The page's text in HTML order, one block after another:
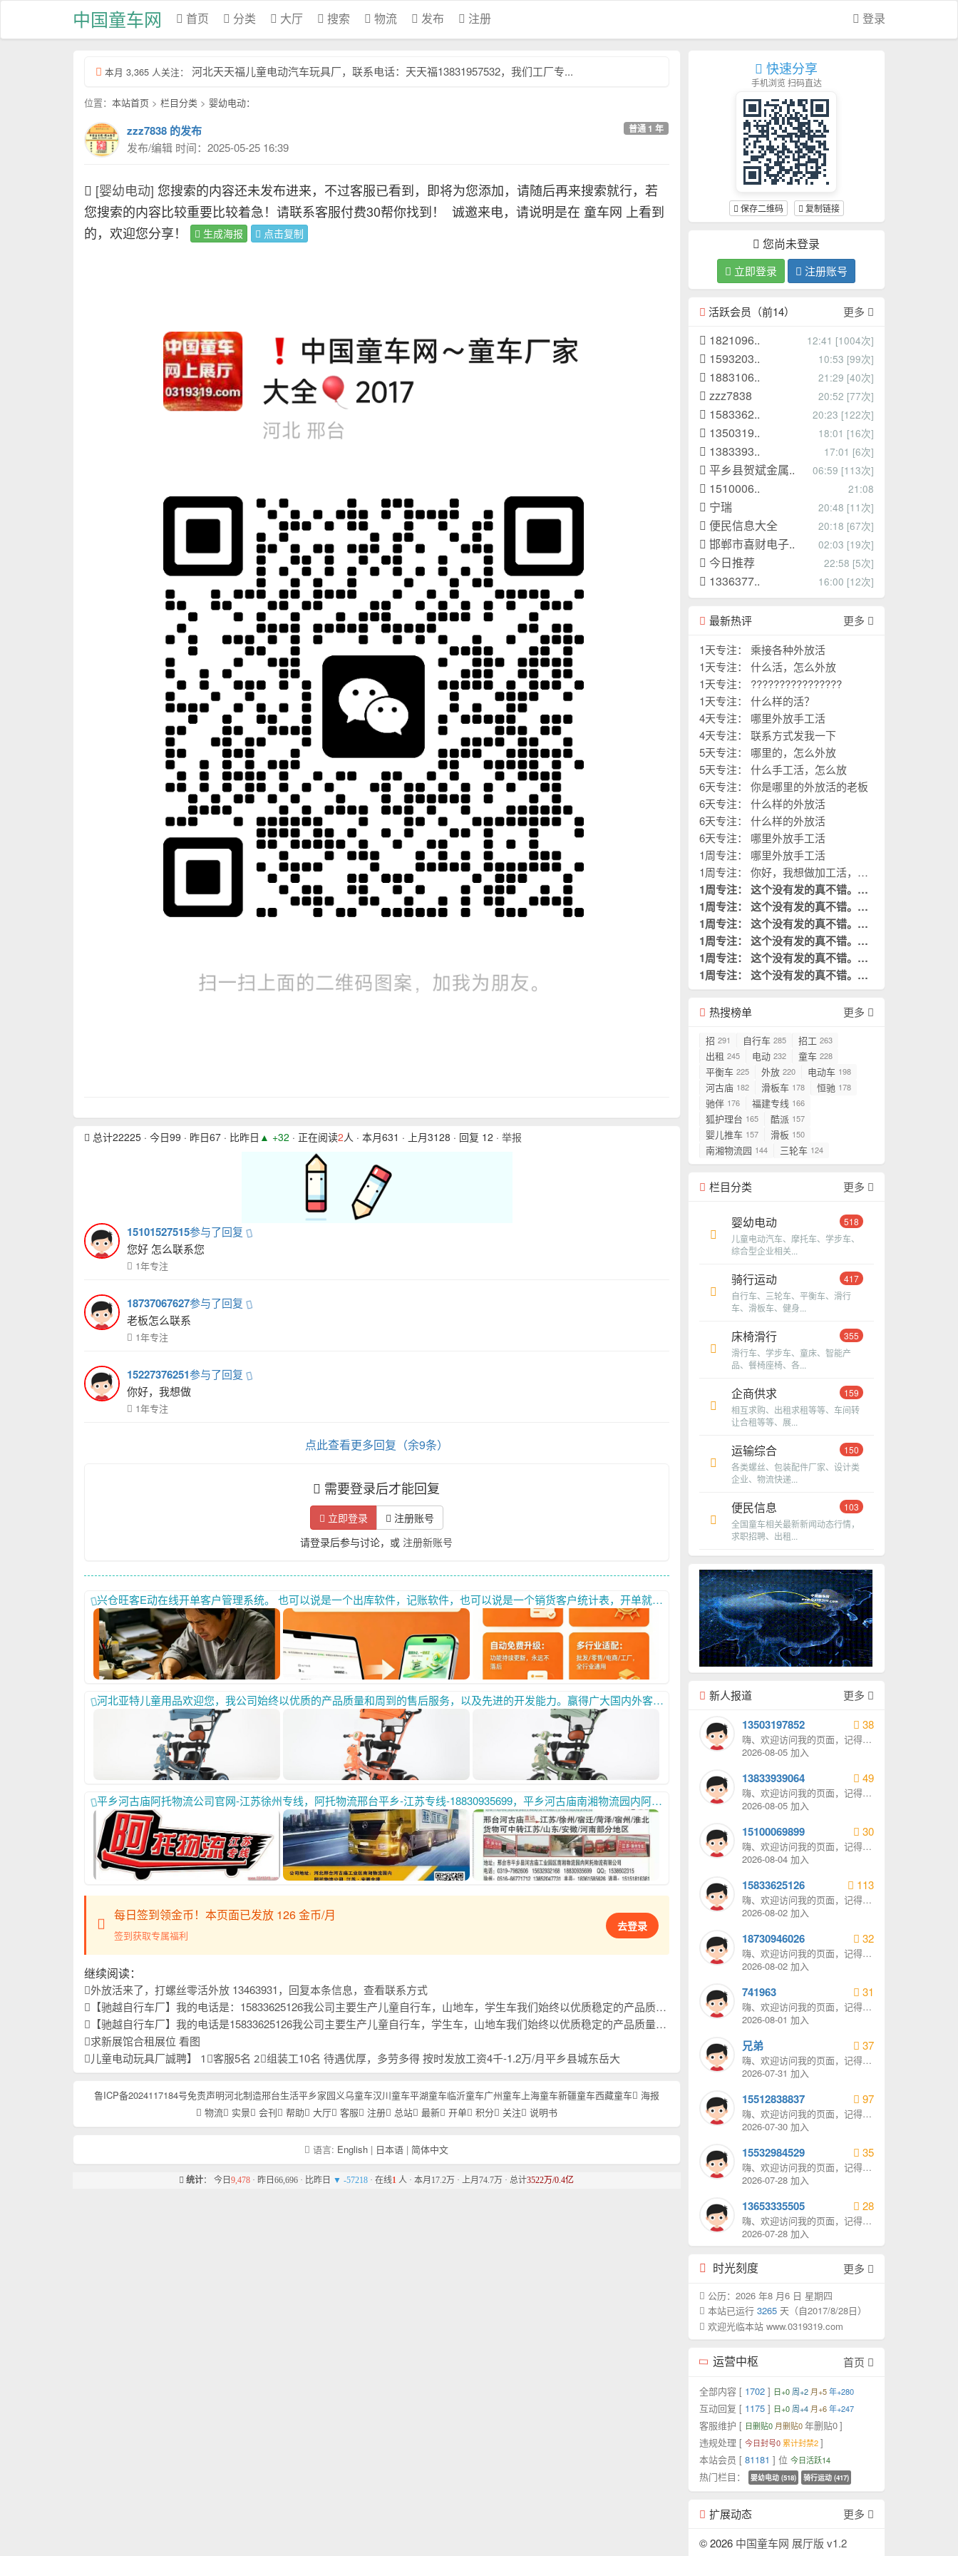
中国童车网 首页 分类 大厅 搜索 物流 发布 注册 登录
本月 3,365 人关注： 河北天天福儿童电动汽车玩具厂，联系电话：天天福13831957532，我们工厂专...
位置： 本站首页 > 栏目分类 > 婴幼电动：
zzz7838 的发布 普通 1 年
发布/编辑 时间：2025-05-25 16:39
[婴幼电动] 您搜索的内容还未发布进来，不过客服已看到，即将为您添加，请随后再来搜索就行，若
您搜索的内容比较重要比较着急！请联系客服付费30帮你找到！ 诚邀来电，请说明是在 童车网 上看到
的，欢迎您分享！
生成海报 点击复制
总计22225 · 今日99 · 昨日67 · 比昨日 ▲ +32 · 正在阅读2人 · 本月631 · 上月3128 · 回复 12 · 举报
15101527515参与了回复
您好 怎么联系您
1年专注
18737067627参与了回复
老板怎么联系
1年专注
15227376251参与了回复
你好，我想做
1年专注
点此查看更多回复（余9条）
需要登录后才能回复
立即登录
注册账号
请登录后参与讨论，或 注册新账号
兴仓旺客E动在线开单客户管理系统。 也可以说是一个出库软件，记账软件，也可以说是一个销货客户统计表，开单就像点餐一样，点击产品卡片就可以了，支持多人、多设备异地开单和查看（举例：手机忘带或者手机没电了，借别人的手机或电脑也能开单。还可以让客户自行开单完全解放双手！）支持添加商品、添加规格、支持自动计算货款、支持：计算新客户什么时候开始拿货的，本客户本年、本月、本日，共拿了多少钱的货，共拿了多少次货，每次拿货的时间，价格都有统计，支持记录历史价格，并使用历史价格，或使用当前最新价格，支持一客一价，一客多价、比如他要过10次货。这10次货的价格都有记录。点击加载使用任意一次的价格，加载以后。还可以继续修改价格，方便快捷。 适用于现在还在使用手写开单的，各类厂家，全国的各类批发商，各类零售商使用。 开完单以后直接点击订单的截图菜单，发给客户即可，不想截图的也可以直接点击复制订单文字，把文字复制给他，真正做到简单明了，无纸办公。客户看着也方便。显得自己公司正规高大尚！ 新增安全锁定，带密码管理。输入密码才能进入系统，这就是单独使用，若你把密码告诉几个人，这几个人就可以共同使用本系统开单，方便共同统计，比如一个人添加的产品，其他人就不用添加了，一个人开单后，所有人都会有声音提示加文字提示，新增数据备份恢复功能。本地，网络云双储存，数据永不丢失。。 初始密码admin，进入后在底部可自己修改，，， 新增功能：本月总销售额，本月开了多少次单，上个月销售额，上个月开了多少次单，上年销售额，上年开了多少次单，本年销售额，本年开了多少次单， 新增统计单客户，这个客户本月订货额，本月拿了几次货，，上个月订货额，上月拿了几次货，本年订货额，本年拿了几次货，上年订货额，上年拿了几次货。全都一目了然， 快来体验吧，先体验后使用，有需要体验的直接点击下面网址就行，或者给你个二维码也行 支持定制，你所看到的每一个中文汉字都可以按照你的要求更改。。 目前免费使用，名额有限 先到先得！有需要的联系我 或者直接点击网址随意开单试用 https://my0319.cn/kd/1/
河北亚特儿童用品欢迎您，我公司始终以优质的产品质量和周到的售后服务，以及先进的开发能力。赢得广大国内外客户一致好评，欢迎大家进货首选联系我们，合作共赢，我的电话：15203393988,
平乡河古庙阿托物流公司官网-江苏徐州专线，阿托物流邢台平乡-江苏专线-18830935699，平乡河古庙南湘物流园内阿托物流公司各个线路正在装车/徐州专线/丰县专线/沛县专线/宿迁专线/淮安专线/连云港专线/菏泽专线/淮北专线/宿州专线/正在装车/天天发车/次日到达/物流的价格快递的速度公司电话:0319-7982606/7982607/7982608/7982609,
每日签到领金币！本页面已发放 126 金币/月
签到获取专属福利
去登录
继续阅读：
外放活来了，打螺丝零活外放 13463931，回复本条信息，查看联系方式
【驰越自行车厂】我的电话是：15833625126我公司主要生产儿童自行车，山地车，学生车我们始终以优质稳定的产品质量，和高效贴心的售后服务，以及高精尖锐的开发能力。赢得广大国内外客户一致好评，本年刚刚开发新品上市，欢迎大家进货首先联系我们，合作共赢！
【驰越自行车厂】我的电话是15833625126我公司主要生产儿童自行车，学生车，山地车我们始终以优质稳定的产品质量，和高效贴心的售后服务，以及高精尖锐的开发能力。赢得广大国内外客户一致好评，本年刚刚开发新品上市，欢迎大家进货首先联系我们，合作共赢！
求新展馆合租展位 看图
儿童电动玩具厂誠聘】 1⃣客服5名 2⃣组装工10名 待遇优厚，多劳多得 按时发放工资4千-1.2万/月平乡县城东岳大
鲁ICP备2024117184号免责声明河北制造邢台生活平乡家园义乌童车汉川童车平湖童车临沂童车广州童车上海童车新疆童车西藏童车
海报
物流
实景 会刊 帮助 大厅 客服 注册 总站 最新 开单 积分 关注 说明书
语言: English | 日本语 | 简体中文
统计： 今日9,478 · 昨日66,696 · 比昨日 ▼ -57218 · 在线1 人 · 本月17.2万 · 上月74.7万 · 总计3522万/0.4亿
快速分享
手机浏览 扫码直达
保存二维码 复制链接
您尚未登录
立即登录 注册账号
活跃会员（前14） 更多
1821096.. 12:41 [1004次]
1593203.. 10:53 [99次]
1883106.. 21:29 [40次]
zzz7838 20:52 [77次]
1583362.. 20:23 [122次]
1350319.. 18:01 [16次]
1383393.. 17:01 [6次]
平乡县贺斌金属.. 06:59 [113次]
1510006.. 21:08
宁瑞 20:48 [11次]
便民信息大全 20:18 [67次]
邯郸市喜财电子.. 02:03 [19次]
今日推荐 22:58 [5次]
1336377.. 16:00 [12次]
最新热评
更多
1天专注： 乘接各种外放活
1天专注： 什么活，怎么外放
1天专注： ????????????????
1天专注： 什么样的活？
4天专注： 哪里外放手工活
4天专注： 联系方式发我一下
5天专注： 哪里的，怎么外放
5天专注： 什么手工活，怎么放
6天专注： 你是哪里的外放活的老板
6天专注： 什么样的外放活
6天专注： 什么样的外放活
6天专注： 哪里外放手工活
1周专注： 哪里外放手工活
1周专注： 你好，我想做加工活，您
的厂子在哪？
1周专注： 这个没有发的真不错。这
是我需要阅读的。 置顶
1周专注： 这个没有发的真不错。这
是我需要阅读的。 置顶
1周专注： 这个没有发的真不错。这
是我需要阅读的。 置顶
1周专注： 这个没有发的真不错。这
是我需要阅读的。 置顶
1周专注： 这个没有发的真不错。这
是我需要阅读的。 置顶
1周专注： 这个没有发的真不错。这
是我需要阅读的。 置顶
热搜榜单 更多
招 291 自行车 285 招工 263
出租 245 电动 232 童车 228
平衡车 225 外放 220 电动车 198
河古庙 182 滑板车 178 恒驰 178
驰伴 176 福建专线 166
狐护理台 165 酷派 157
婴儿推车 157 滑板 150
南湘物流园 144 三轮车 124
栏目分类 更多
婴幼电动
518
儿童电动汽车、摩托车、学步车、
综合型企业相关...
骑行运动
417
自行车、三轮车、平衡车、滑行
车、滑板车、健身...
床椅滑行
355
滑行车、学步车、童床、智能产
品、餐椅座椅、各...
企商供求
159
相互求购、出租求租等等、车间转
让合租等等、展...
运输综合
150
各类螺丝、包装配件厂家、设计类
企业、物流快递...
便民信息
103
全国童车相关最新新闻动态行情，
求职招聘、出租...
新人报道 更多
13503197852 38
嗨、欢迎访问我的页面，记得给
我发消息哦。
2026-08-05 加入
13833939064 49
嗨、欢迎访问我的页面，记得给
我发消息哦。
2026-08-05 加入
15100069899 30
嗨、欢迎访问我的页面，记得给
我发消息哦。
2026-08-04 加入
15833625126 113
嗨、欢迎访问我的页面，记得给
我发消息哦。
2026-08-02 加入
18730946026 32
嗨、欢迎访问我的页面，记得给
我发消息哦。
2026-08-02 加入
741963 31
嗨、欢迎访问我的页面，记得给
我发消息哦。
2026-08-01 加入
兄弟 37
嗨、欢迎访问我的页面，记得给
我发消息哦。
2026-07-31 加入
15512838837 97
嗨、欢迎访问我的页面，记得给
我发消息哦。
2026-07-30 加入
15532984529 35
嗨、欢迎访问我的页面，记得给
我发消息哦。
2026-07-28 加入
13653335505 28
嗨、欢迎访问我的页面，记得给
我发消息哦。
2026-07-28 加入
时光刻度 更多
公历：2026 年8 月6 日 星期四
本站已运行 3265 天（自2017/8/28日）
欢迎光临本站 www.0319319.com
运营中枢 首页
全部内容 [ 1702] 日+0 周+2 月+5 年+280
互动回复 [ 1175] 日+0 周+4 月+6 年+247
客服维护 [ 日删贴0 月删贴0 年删贴0]
违规处理 [ 今日封号0 累计封禁2]
本站会员 [ 81181 ] 位 今日活跃14
热门栏目： 婴幼电动 (518) 骑行运动 (417)
扩展动态
更多
© 2026 中国童车网 展厅版 v1.2